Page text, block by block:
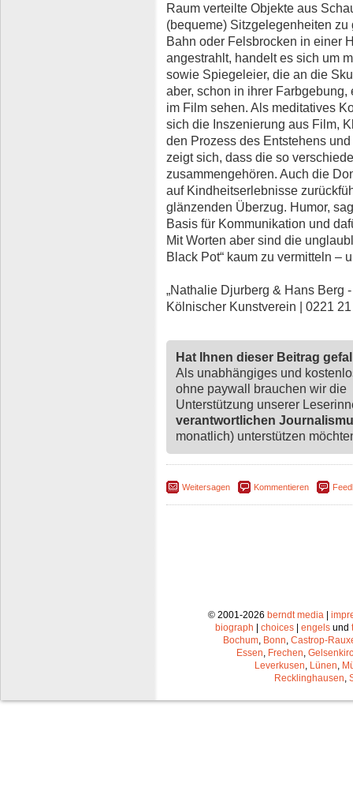
Raum verteilte Objekte aus
(bequeme) Sitzgelegenheiten
Bahn oder Felsbrocken in einer
angestrahlt, handelt es sich um
sowie Spiegeleier, die an die
aber, schon in ihrer
im Film sehen. Als meditatives
sich die Inszenierung aus Film,
den Prozess des Entstehens
zeigt sich, dass die so
zusammengehören. Auch die
auf Kindheitserlebnisse
glänzenden Überzug. Humor,
Basis für Kommunikation und
Mit Worten aber sind die
Black Pot“ kaum zu vermitteln –
„Nathalie Djurberg & Hans Berg
Kölnischer Kunstverein | 0221
Hat Ihnen dieser Beitrag
Als unabhängiges und
ohne paywall brauchen wir die
Unterstützung unserer
verantwortlichen
monatlich) unterstützen
Weitersagen Kommentieren
© 2001-2026 berndt media|
biograph
choices engels und
Bochum, Bonn, Castrop-
Essen, Frechen,
Leverkusen, Lünen,
Recklinghausen,